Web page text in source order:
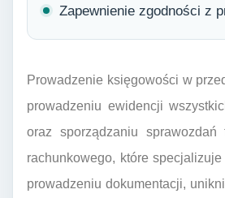
Zapewnienie zgodności z
Prowadzenie księgowości w
prowadzeniu ewidencji
oraz sporządzaniu
rachunkowego, które
prowadzeniu dokumentacji,